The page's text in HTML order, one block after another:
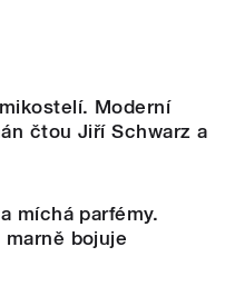
Moderní
čtou Jiří Schwarz a
míchá parfémy.
bojuje